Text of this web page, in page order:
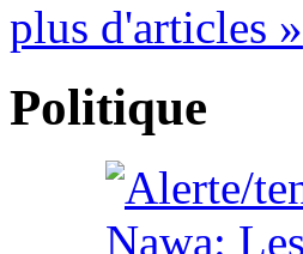
plus d'articles »
Politique